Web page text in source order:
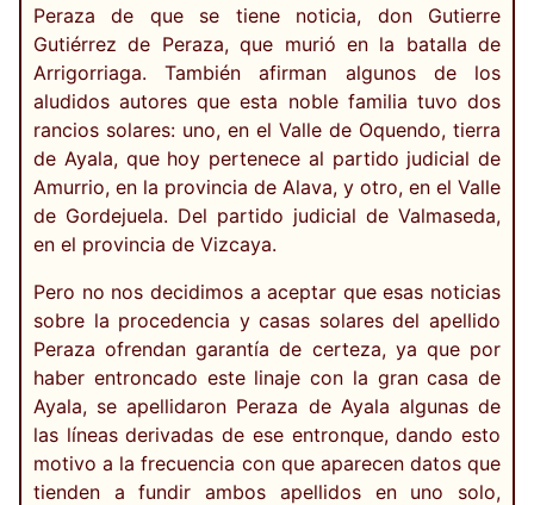
Peraza de que se tiene noticia, don Gutierre
Gutiérrez de Peraza, que murió en la batalla de
Arrigorriaga. También afirman algunos de los
aludidos autores que esta noble familia tuvo dos
rancios solares: uno, en el Valle de Oquendo, tierra
de Ayala, que hoy pertenece al partido judicial de
Amurrio, en la provincia de Alava, y otro, en el Valle
de Gordejuela. Del partido judicial de Valmaseda,
en el provincia de Vizcaya.
Pero no nos decidimos a aceptar que esas noticias
sobre la procedencia y casas solares del apellido
Peraza ofrendan garantía de certeza, ya que por
haber entroncado este linaje con la gran casa de
Ayala, se apellidaron Peraza de Ayala algunas de
las líneas derivadas de ese entronque, dando esto
motivo a la frecuencia con que aparecen datos que
tienden a fundir ambos apellidos en uno solo,